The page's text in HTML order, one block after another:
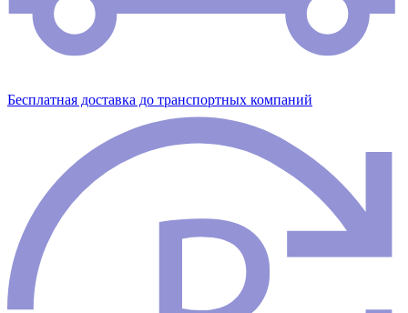
Бесплатная доставка до транспортных компаний